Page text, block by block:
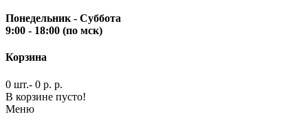
Понедельник - Суббота
9:00 - 18:00 (по мск)
Корзина
0 шт.- 0 р. р.
В корзине пусто!
Меню